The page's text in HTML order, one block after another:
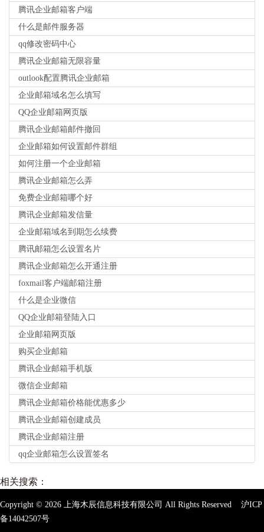
腾讯企业邮箱客户端
什么是邮件服务器
qq修改密码中心
腾讯企业邮箱无限容量
outlook配置腾讯企业邮箱
企业邮箱域名怎么填写
QQ企业邮箱网页版
腾讯企业邮箱邮件撤回
企业邮箱如何设置邮件群组
如何注册一个企业邮箱
腾讯企业邮箱怎么弄
免费企业邮箱哪个好
腾讯企业邮箱发信量
企业邮箱域名到期怎么续费
腾讯邮箱怎么设置名片
腾讯企业邮箱怎么开通注册
foxmail客户端邮箱注册
什么是企业微信
QQ企业邮箱登陆入口
企业邮箱网页版
购买企业邮箱
腾讯企业邮箱手机版
微信企业邮箱
腾讯企业邮箱价格能优惠多少
腾讯企业邮箱创建成员
腾讯企业邮箱注册
qq企业邮箱怎么设置签名
相关搜索：
Copyright © 2026 上海木辰信息科技有限公司 All Rights Reserved 沪ICP
备14042507号